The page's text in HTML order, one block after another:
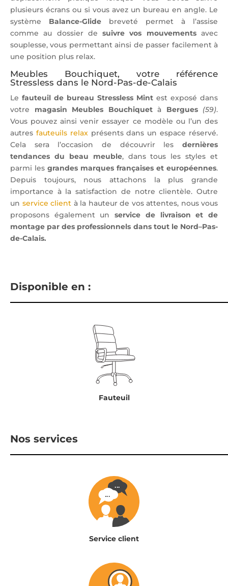
plusieurs écrans ou si vous avez un bureau en angle. Le
système Balance-Glide breveté permet à l’assise
comme au dossier desuivre vos mouvementsavec
souplesse, vous permettant ainsi de passer facilement à
une position plus relax.
Meubles Bouchiquet, votre référence
Stressless dans le Nord-Pas-de-Calais
Le fauteuil de bureau Stressless Mint est exposé dans
votre magasin Meubles Bouchiquetà Bergues (59).
Vous pouvez ainsi venir essayer ce modèle ou l’un des
autres fauteuils relaxprésents dans un espace réservé.
Cela sera l’occasion de découvrir les dernières
tendances du beau meuble, dans tous les styles et
parmi les grandes marques françaises et européennes.
Depuis toujours, nous attachons la plus grande
importance à la satisfaction de notre clientèle. Outre
un service client à la hauteur de vos attentes, nous vous
proposons également unservice de livraison et de
montage par des professionnels dans tout le Nord–Pas-
de-Calais.
Disponible en :
Fauteuil
Nos services
Service client